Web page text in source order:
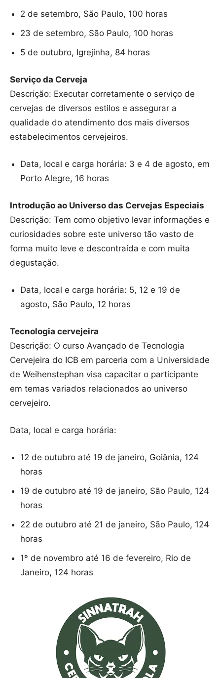
2 de setembro, São Paulo, 100 horas
23 de setembro, São Paulo, 100 horas
5 de outubro, Igrejinha, 84 horas
Serviço da Cerveja
Descrição: Executar corretamente o serviço de
cervejas de diversos estilos e assegurar a
qualidade do atendimento dos mais diversos
estabelecimentos cervejeiros.
Data, local e carga horária: 3 e 4 de agosto, em
Porto Alegre, 16 horas
Introdução ao Universo das Cervejas Especiais
Descrição: Tem como objetivo levar informações e
curiosidades sobre este universo tão vasto de
forma muito leve e descontraída e com muita
degustação.
Data, local e carga horária: 5, 12 e 19 de
agosto, São Paulo, 12 horas
Tecnologia cervejeira
Descrição: O curso Avançado de Tecnologia
Cervejeira do ICB em parceria com a Universidade
de Weihenstephan visa capacitar o participante
em temas variados relacionados ao universo
cervejeiro.
Data, local e carga horária:
12 de outubro até 19 de janeiro, Goiânia, 124
horas
19 de outubro até 19 de janeiro, São Paulo, 124
horas
22 de outubro até 21 de janeiro, São Paulo, 124
horas
1º de novembro até 16 de fevereiro, Rio de
Janeiro, 124 horas